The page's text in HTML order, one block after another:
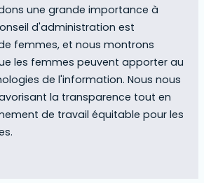
une grande importance à
d'administration est
femmes, et nous montrons
les femmes peuvent apporter au
de l'information. Nous nous
la transparence tout en
de travail équitable pour les